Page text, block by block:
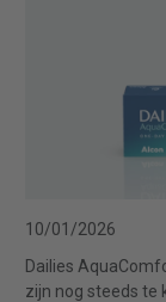
10/01/2026
Dailies
zijn nog steeds te